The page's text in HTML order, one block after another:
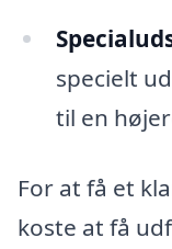
specielt
til en
For at få et
koste at få